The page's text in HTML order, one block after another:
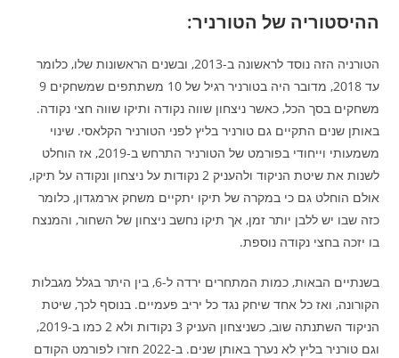
ההיסטוריה של הטורניר:
הטורניה הזה נוסד לראשונה ב-2013, ובשנים הראשונות שלו, כלומר
עד 2018, מדובר היה בטורניר רגיל של 10 משתתפים שמשחקים 9
משחקים בסך הכל, כאשר ניצחון שווה נקודה ותיקו שווה חצי נקודה.
באותן שנים התקיים גם טורניר בליץ לפני הטורניר הקלאסי. שינוי
משמעותי וייחודי בפורמט של הטורניר התרחש ב-2019, אז הוחלט
לשנות את שיטת הניקוד ולהעניק 2 נקודות על ניצחון ונקודה על תיקו,
אולם הוחלט גם כי במקרה של תיקו יתקיים משחק ארמגדון, כלומר
כזה שבו יש ללבן יותר זמן, אך תיקו נחשב ניצחון של השחור, והמנצח
בו יזכה בחצי נקודה נוספת.
בשנתיים הבאות, כמות המתחרים ירדה ל-6, בין היתר בגלל מגבלות
הקורונה, ואז כל אחד שיחק נגד כל יריב פעמיים. בנוסף לכך, שיטת
הניקוד השתנתה שוב, כשניצחון העניק 3 נקודות ולא 2 כמו ב-2019,
וגם טורניר בליץ לא נערך באותן שנים. ב-2022 חזרו לפורמט הקודם